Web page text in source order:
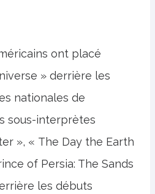
ont placé
» derrière les
nationales de
sous-interprètes
», « The Day the Earth
of Persia: The Sands
les débuts